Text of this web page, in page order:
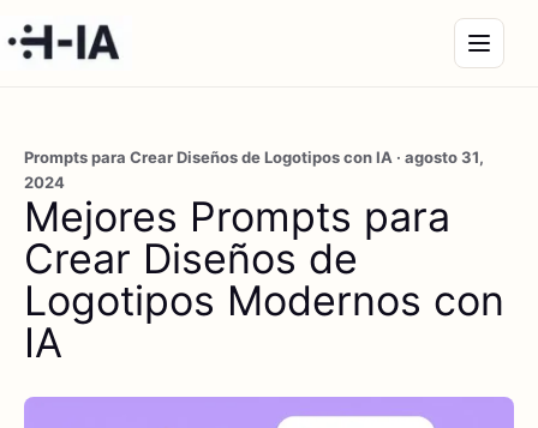
Prompts para Crear Diseños de Logotipos con IA · agosto 31,
2024
Mejores Prompts para
Crear Diseños de
Logotipos Modernos con
IA